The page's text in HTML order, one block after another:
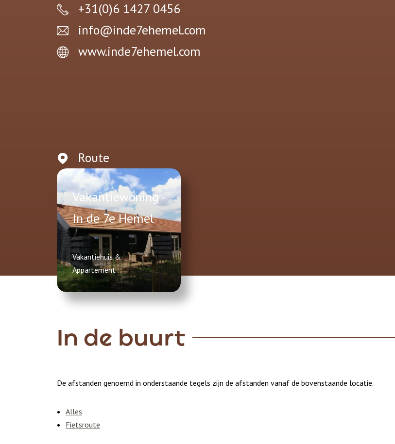
+31(0)6 1427 0456
info@inde7ehemel.com
www.inde7ehemel.com
Route
Vakantiewoning -
In de 7e Hemel
Vakantiehuis &
Appartement
In de buurt
De afstanden genoemd in onderstaande tegels zijn de afstanden vanaf de bovenstaande locatie.
Alles
Fietsroute